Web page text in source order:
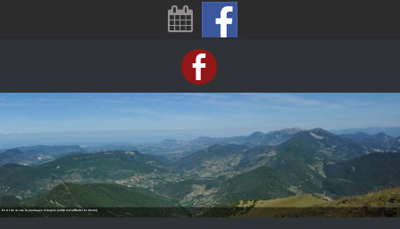
de vue de la montagne d'Angèle (1606 m d'altitude: Le Merlu)